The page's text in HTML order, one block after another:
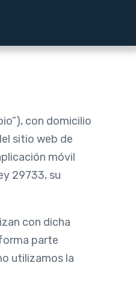
con domicilio
sitio web de
móvil
29733, su
con dicha
parte
utilizamos la